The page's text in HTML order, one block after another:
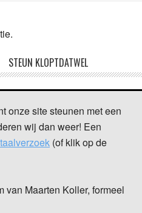
STEUN KLOPTDATWEL
onze site steunen met een
wij dan weer! Een
(of klik op de
van Maarten Koller, formeel